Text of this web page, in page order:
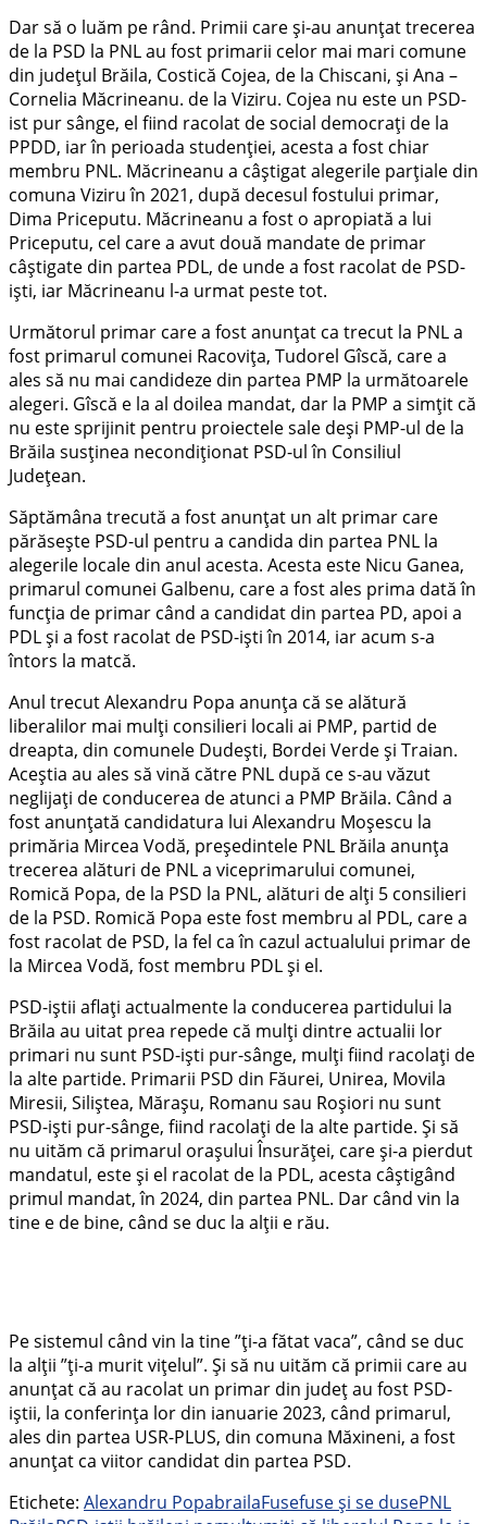
Dar să o luăm pe rând. Primii care și-au anunțat trecerea
de la PSD la PNL au fost primarii celor mai mari comune
din județul Brăila, Costică Cojea, de la Chiscani, și Ana –
Cornelia Măcrineanu. de la Viziru. Cojea nu este un PSD-
ist pur sânge, el fiind racolat de social democrați de la
PPDD, iar în perioada studenției, acesta a fost chiar
membru PNL. Măcrineanu a câștigat alegerile parțiale din
comuna Viziru în 2021, după decesul fostului primar,
Dima Priceputu. Măcrineanu a fost o apropiată a lui
Priceputu, cel care a avut două mandate de primar
câștigate din partea PDL, de unde a fost racolat de PSD-
iști, iar Măcrineanu l-a urmat peste tot.
Următorul primar care a fost anunțat ca trecut la PNL a
fost primarul comunei Racovița, Tudorel Gîscă, care a
ales să nu mai candideze din partea PMP la următoarele
alegeri. Gîscă e la al doilea mandat, dar la PMP a simțit că
nu este sprijinit pentru proiectele sale deși PMP-ul de la
Brăila susținea necondiționat PSD-ul în Consiliul
Județean.
Săptămâna trecută a fost anunțat un alt primar care
părăsește PSD-ul pentru a candida din partea PNL la
alegerile locale din anul acesta. Acesta este Nicu Ganea,
primarul comunei Galbenu, care a fost ales prima dată în
funcția de primar când a candidat din partea PD, apoi a
PDL și a fost racolat de PSD-iști în 2014, iar acum s-a
întors la matcă.
Anul trecut Alexandru Popa anunța că se alătură
liberalilor mai mulți consilieri locali ai PMP, partid de
dreapta, din comunele Dudești, Bordei Verde și Traian.
Aceștia au ales să vină către PNL după ce s-au văzut
neglijați de conducerea de atunci a PMP Brăila. Când a
fost anunțată candidatura lui Alexandru Moșescu la
primăria Mircea Vodă, președintele PNL Brăila anunța
trecerea alături de PNL a viceprimarului comunei,
Romică Popa, de la PSD la PNL, alături de alți 5 consilieri
de la PSD. Romică Popa este fost membru al PDL, care a
fost racolat de PSD, la fel ca în cazul actualului primar de
la Mircea Vodă, fost membru PDL și el.
PSD-iștii aflați actualmente la conducerea partidului la
Brăila au uitat prea repede că mulți dintre actualii lor
primari nu sunt PSD-iști pur-sânge, mulți fiind racolați de
la alte partide. Primarii PSD din Făurei, Unirea, Movila
Miresii, Siliștea, Mărașu, Romanu sau Roșiori nu sunt
PSD-iști pur-sânge, fiind racolați de la alte partide. Și să
nu uităm că primarul orașului Însurăței, care și-a pierdut
mandatul, este și el racolat de la PDL, acesta câștigând
primul mandat, în 2024, din partea PNL. Dar când vin la
tine e de bine, când se duc la alții e rău.
Pe sistemul când vin la tine ”ți-a fătat vaca”, când se duc
la alții ”ți-a murit vițelul”. Și să nu uităm că primii care au
anunțat că au racolat un primar din județ au fost PSD-
iștii, la conferința lor din ianuarie 2023, când primarul,
ales din partea USR-PLUS, din comuna Măxineni, a fost
anunțat ca viitor candidat din partea PSD.
Etichete: Alexandru PopabrailaFusefuse și se dusePNL